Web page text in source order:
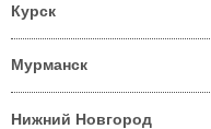
Курск
Мурманск
Нижний Новгород